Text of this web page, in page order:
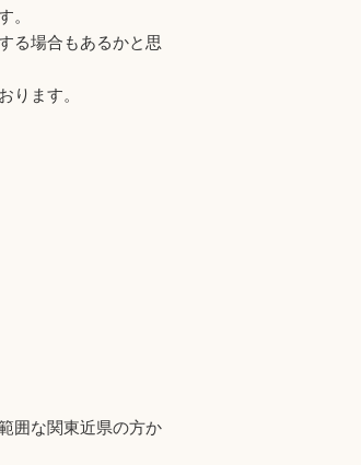
。
る場合もあるかと思
ります。
囲な関東近県の方か